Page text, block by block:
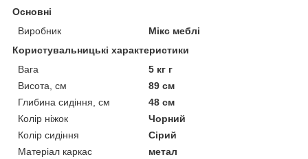
Основні
Виробник
Мікс меблі
Користувальницькі характеристики
Вага
5 кг г
Висота, см
89 см
Глибина сидіння, см
48 см
Колір ніжок
Чорний
Колір сидіння
Сірий
Матеріал каркас
метал